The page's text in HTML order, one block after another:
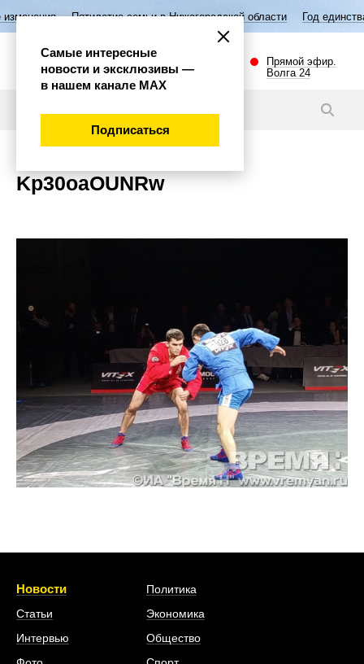
Пятилетие семьи в Нижегородской области Год
Прямой эфир.
Волга 24
Kp30oaOUNRw
Новости
Статьи
Интервью
Политика
Экономика
Общество
Самые интересные
новости и эксклюзивы —
в нашем канале МАХ
Подписаться